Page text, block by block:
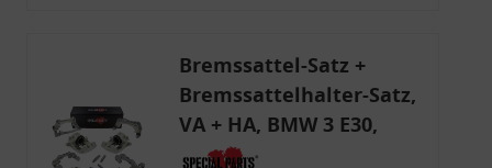
Bremssattel-Satz +
Bremssattelhalter-Satz,
VA + HA, BMW 3 E30,
Limo, Cabrio, Touring